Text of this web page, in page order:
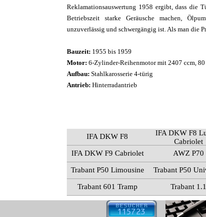
Reklamationsauswertung 1958 ergibt, dass die
Betriebszeit starke Geräusche machen,
unzuverlässig und schwergängig ist. Als man die
Bauzeit: 1955 bis 1959
Motor: 6-Zylinder-Reihenmotor mit 2407 ccm, 80
Aufbau:Stahlkarosserie 4-türig
Antrieb:Hinterradantrieb
IFA DKW F8
IFA DKW F8
Cabriolet
IFA DKW F9 Cabriolet AWZ P70
Trabant P50 Limousine Trabant P50
Trabant 601 Tramp Trabant 1.1